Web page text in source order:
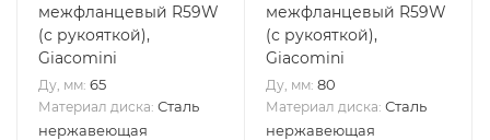
межфланцевый R59W
(с рукояткой),
Giacomini
Ду, мм: 65
Материал диска: Сталь
нержавеющая
межфланцевый R59W
(с рукояткой),
Giacomini
Ду, мм: 80
Материал диска: Сталь
нержавеющая